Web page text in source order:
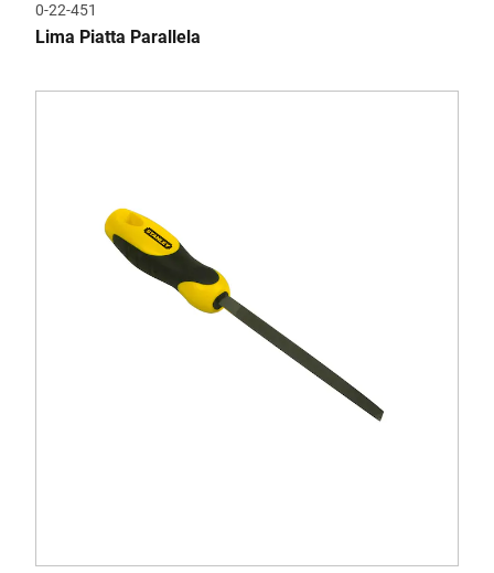
0-22-451
Lima Piatta Parallela